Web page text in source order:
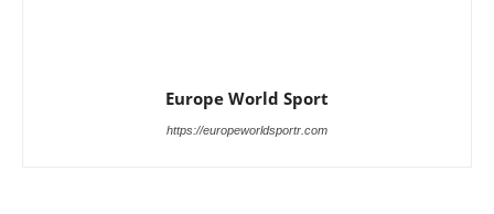
Europe World Sport
https://europeworldsportr.com